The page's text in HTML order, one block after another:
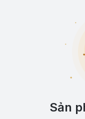
Sản